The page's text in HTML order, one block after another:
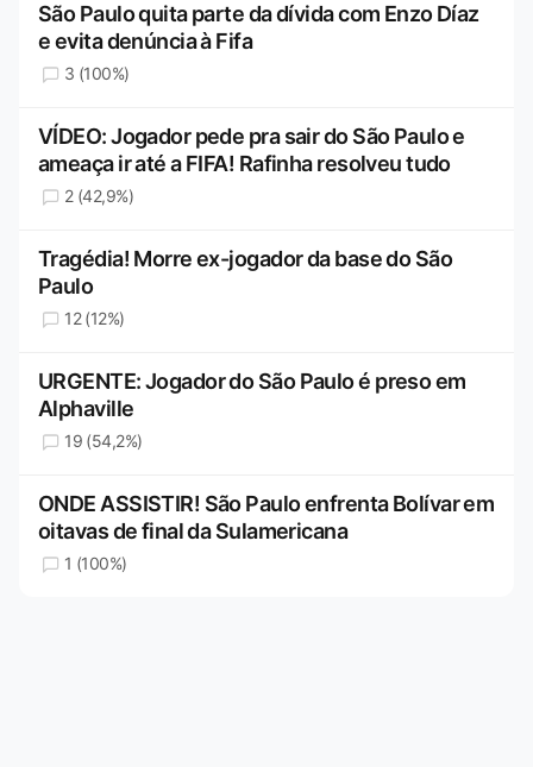
São Paulo quita parte da dívida com Enzo Díaz
e evita denúncia à Fifa
3 (100%)
VÍDEO: Jogador pede pra sair do São Paulo e
ameaça ir até a FIFA! Rafinha resolveu tudo
2 (42,9%)
Tragédia! Morre ex-jogador da base do São
Paulo
12 (12%)
URGENTE: Jogador do São Paulo é preso em
Alphaville
19 (54,2%)
ONDE ASSISTIR! São Paulo enfrenta Bolívar em
oitavas de final da Sulamericana
1 (100%)